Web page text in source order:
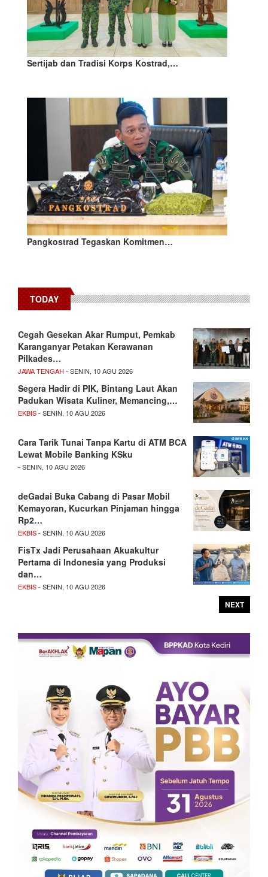
Sertijab dan Tradisi Korps Kostrad,…
Pangkostrad Tegaskan Komitmen…
TODAY
Cegah Gesekan Akar Rumput, Pemkab
Karanganyar Petakan Kerawanan
Pilkades…
JAWA TENGAH - SENIN, 10 AGU 2026
Segera Hadir di PIK, Bintang Laut Akan
Padukan Wisata Kuliner, Memancing,…
EKBIS- SENIN, 10 AGU 2026
Cara Tarik Tunai Tanpa Kartu di ATM BCA
Lewat Mobile Banking KSku
- SENIN, 10 AGU 2026
deGadai Buka Cabang di Pasar Mobil
Kemayoran, Kucurkan Pinjaman hingga
Rp2…
EKBIS- SENIN, 10 AGU 2026
FisTx Jadi Perusahaan Akuakultur
Pertama di Indonesia yang Produksi
dan…
EKBIS- SENIN, 10 AGU 2026
NEXT